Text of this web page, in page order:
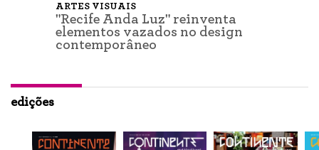
ARTES VISUAIS
"Recife Anda Luz" reinventa
elementos vazados no design
contemporâneo
edições